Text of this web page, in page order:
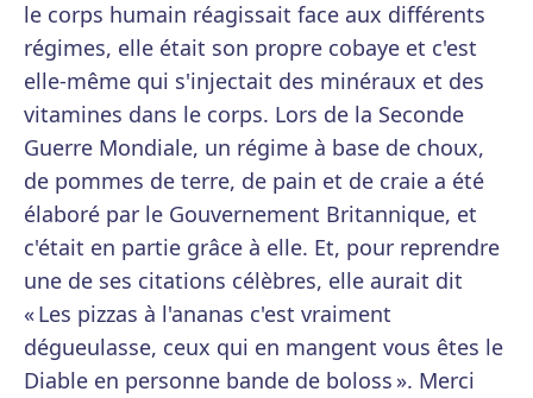
le corps humain réagissait face aux différents
régimes, elle était son propre cobaye et c'est
elle-même qui s'injectait des minéraux et des
vitamines dans le corps. Lors de la Seconde
Guerre Mondiale, un régime à base de choux,
de pommes de terre, de pain et de craie a été
élaboré par le Gouvernement Britannique, et
c'était en partie grâce à elle. Et, pour reprendre
une de ses citations célèbres, elle aurait dit
« Les pizzas à l'ananas c'est vraiment
dégueulasse, ceux qui en mangent vous êtes le
Diable en personne bande de boloss ». Merci